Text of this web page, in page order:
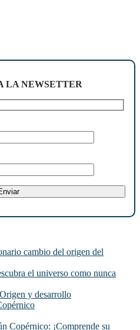
LA NEWSETTER
cambio del origen del
el universo como nunca
y desarrollo
Copérnico: ¡Comprende su